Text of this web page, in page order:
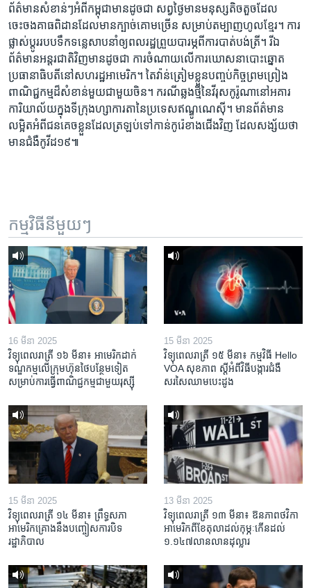
ទំព័រ​
ភាសា
ព័ត៌មានសំខាន់ៗអំពីកម្ពុជាមានដូចជា សព្វថ្ងៃមានមនុស្សតិចតួចដែល
ចេះចងគាធពិដានដែលមានក្បាច់គោមច្រើន សម្រាប់តម្បាញហូលខ្មែរ។ ការ
ផ្លាស់ប្តូររបបទឹកទន្លេសាបនាំឲ្យពលរដ្ឋព្រួយបារម្ភពីការបាត់បង់ត្រី។ រីឯ
ព័ត៌មានអន្តរជាតិវិញមានដូចជា ការចំណាយលើការឃោសនាបោះឆ្នោត
ប្រធានាធិបតីនៅសហរដ្ឋអាមេរិក។ តៃវ៉ាន់ត្រៀមខ្លួនបញ្ចប់កិច្ចព្រមព្រៀង
ពាណិជ្ជកម្មដ៏សំខាន់មួយជាមួយចិន។ ករណីឆ្លងថ្មីនៃវីរុសកូរ៉ូណានៅអគារ
ការិយាល័យក្នុងទីក្រុងហ្សាការតានៃប្រទេសឥណ្ឌូណេស៊ី។ មានព័ត៌មាន
លម្អិតអំពីជនគេចខ្លួនដែលត្រឡប់ទៅកាន់កូរ៉េខាងជើងវិញ ដែលសង្ស័យថា
មានជំងឺកូវីដ១៩៕
កម្មវិធី​នីមួយៗ
16 មីនា 2025
វិទ្យុពេលរាត្រី ១៦ មីនា៖ អាមេរិក​ដាក់​
ទណ្ឌកម្ម​លើ​ក្រុមហ៊ុន​ថៃ​បន្ថែម​ទៀត​
សម្រាប់​ការ​ធ្វើ​ពាណិជ្ជកម្ម​ជាមួយ​រុស្ស៊ី
15 មីនា 2025
វិទ្យុពេលរាត្រី ១៥ មីនា៖ កម្មវិធី ​Hello
VOA សុខភាព ស្ដី​អំពី​វិធី​បង្ការ​ជំងឺ​
សរសៃ​ឈាម​បេះដូង
15 មីនា 2025
វិទ្យុពេលរាត្រី ១៤ មីនា៖ ព្រឹទ្ធសភា
អាមេរិកគ្រោងនឹងបញ្ចៀសការបិទ
រដ្ឋាភិបាល
13 មីនា 2025
វិទ្យុពេលរាត្រី ១៣ មីនា៖ ឱនភាព​ថវិកា​
អាមេរិក​ពី​ខែ​តុលា​ដល់​កុម្ភៈ​កើន​ដល់​
១.១៤៧​លានលាន​ដុល្លារ